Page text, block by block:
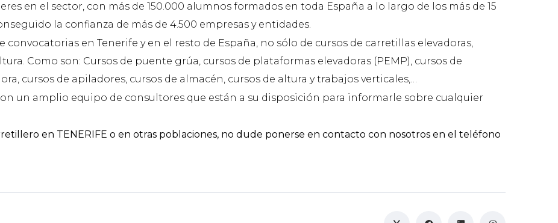
en el sector, con más de 150.000 alumnos formados en toda España a lo largo de los más de 15
la confianza de más de 4.500 empresas y entidades.
convocatorias en Tenerife y en el resto de España, no sólo de cursos de carretillas elevadoras,
Como son: Cursos de puente grúa, cursos de plataformas elevadoras (PEMP), cursos de
cursos de apiladores, cursos de almacén, cursos de altura y trabajos verticales,…
un amplio equipo de consultores que están a su disposición para informarle sobre cualquier
en TENERIFE o en otras poblaciones, no dude ponerse en contacto con nosotros en el teléfono